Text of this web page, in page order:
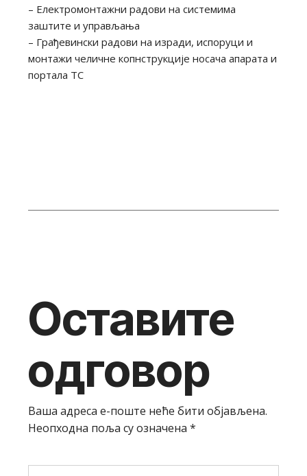
– Електромонтажни радови на системима
заштите и управљања
– Грађевински радови на изради, испоруци и
монтажи челичне копнструкције носача апарата и
портала ТС
Оставите
одговор
Ваша адреса е-поште неће бити објављена.
Неопходна поља су означена*